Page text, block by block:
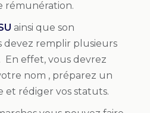
rémunération.
ainsi que son
devez remplir plusieurs
effet, vous devrez
nom , préparez un
et rédiger vos statuts.